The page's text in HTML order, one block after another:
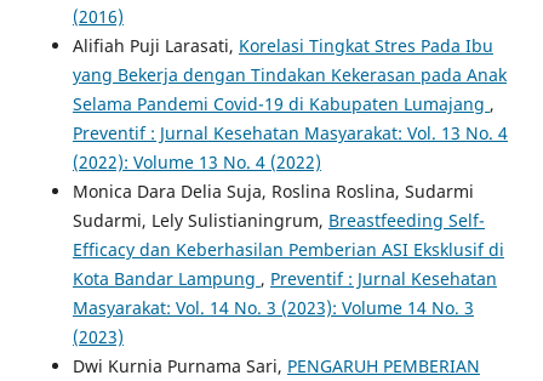
(2016)
Alifiah Puji Larasati, Korelasi Tingkat Stres Pada Ibu
yang Bekerja dengan Tindakan Kekerasan pada Anak
Selama Pandemi Covid-19 di Kabupaten Lumajang ,
Preventif : Jurnal Kesehatan Masyarakat: Vol. 13 No. 4
(2022): Volume 13 No. 4 (2022)
Monica Dara Delia Suja, Roslina Roslina, Sudarmi
Sudarmi, Lely Sulistianingrum, Breastfeeding Self-
Efficacy dan Keberhasilan Pemberian ASI Eksklusif di
Kota Bandar Lampung , Preventif : Jurnal Kesehatan
Masyarakat: Vol. 14 No. 3 (2023): Volume 14 No. 3
(2023)
Dwi Kurnia Purnama Sari, PENGARUH PEMBERIAN